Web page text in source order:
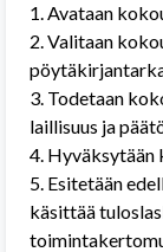
1. Avataan
2. Valitaan
3. Todetaan
laillisuus ja
4. Hyväksytään
5. Esitetään
käsittää